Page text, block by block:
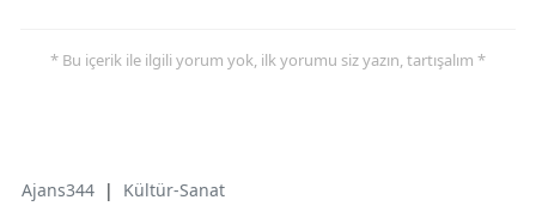
* Bu içerik ile ilgili yorum yok, ilk yorumu siz yazın, tartışalım *
Ajans344 | Kültür-Sanat